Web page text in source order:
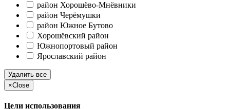
район Хорошёво-Мнёвники
район Черёмушки
район Южное Бутово
Хорошёвский район
Южнопортовый район
Ярославский район
Удалить все
×Close
Цели использования